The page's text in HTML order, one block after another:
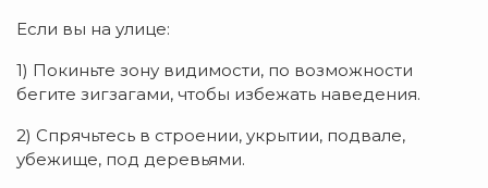
Если вы на улице:
1) Покиньте зону видимости, по возможности
бегите зигзагами, чтобы избежать наведения.
2) Спрячьтесь в строении, укрытии, подвале,
убежище, под деревьями.